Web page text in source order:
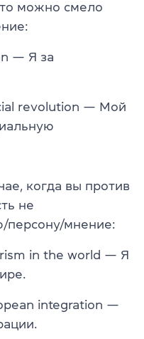
можно смело
— Я за
revolution — Мой
когда вы против
не
персону/мнение:
in the world — Я
integration —